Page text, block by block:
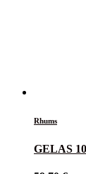
Rhums
GELAS